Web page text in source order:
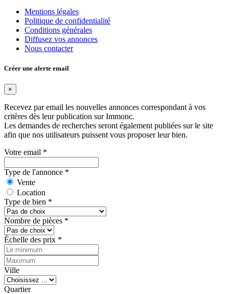
Mentions légales
Politique de confidentialité
Conditions générales
Diffusez vos annonces
Nous contacter
Créer une alerte email
×
Recevez par email les nouvelles annonces correspondant à vos
critères dès leur publication sur Immonc.
Les demandes de recherches seront également publiées sur le site
afin que nos utilisateurs puissent vous proposer leur bien.
Votre email *
Type de l'annonce *
Vente
Location
Type de bien *
Nombre de pièces *
Échelle des prix *
Ville
Quartier